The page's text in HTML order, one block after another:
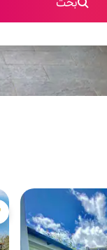
الضيوف